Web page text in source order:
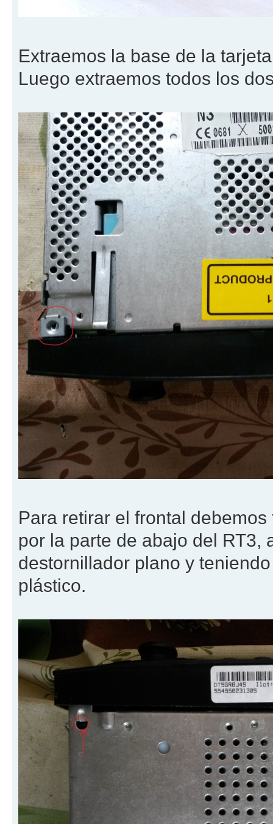
Extraemos la base de la
Luego extraemos todos los
Para retirar el frontal
por la parte de abajo del RT3,
destornillador plano y
plástico.